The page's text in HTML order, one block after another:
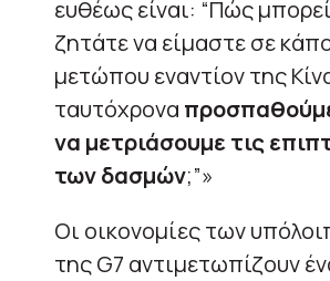
ευθέως είναι: “Πώς
ζητάτε να είμαστε σε
μετώπου εναντίον της
ταυτόχρονα
να μετριάσουμε τις
των δασμών;”»
Οι οικονομίες των
της G7 αντιμετωπίζουν